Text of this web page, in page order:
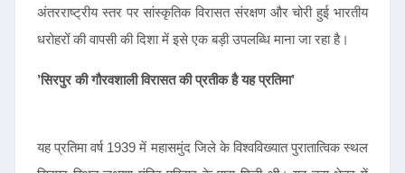
अंतरराष्ट्रीय स्तर पर सांस्कृतिक विरासत संरक्षण और चोरी हुई भारतीय
धरोहरों की वापसी की दिशा में इसे एक बड़ी उपलब्धि माना जा रहा है।
’सिरपुर की गौरवशाली विरासत की प्रतीक है यह प्रतिमा’
यह प्रतिमा वर्ष 1939 में महासमुंद जिले के विश्वविख्यात पुरातात्विक स्थल